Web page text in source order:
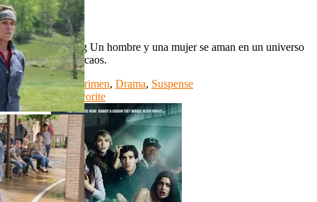
N/A
N/A
Heaven’s Burning Un hombre y una mujer se aman en un universo
de violencia y de caos.
Genre:Acción ,Crimen, Drama, Suspense
Watch Movie
Favorite